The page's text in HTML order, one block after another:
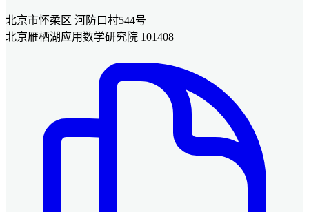
北京市怀柔区 河防口村544号
北京雁栖湖应用数学研究院 101408